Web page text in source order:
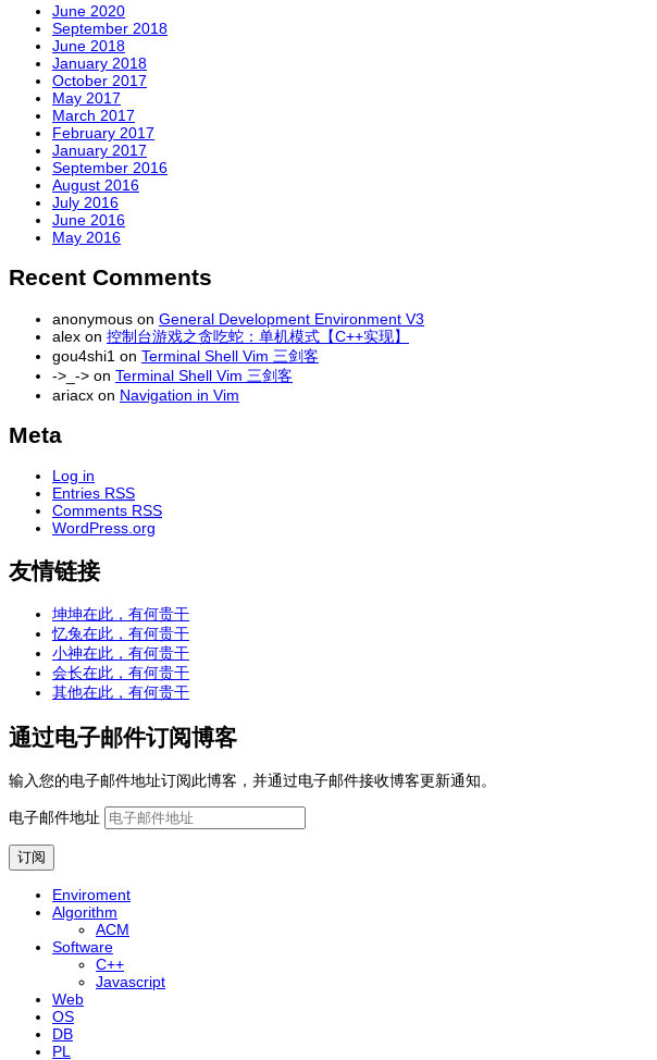
June 2020
September 2018
June 2018
January 2018
October 2017
May 2017
March 2017
February 2017
January 2017
September 2016
August 2016
July 2016
June 2016
May 2016
Recent Comments
anonymous on General Development Environment V3
alex on 控制台游戏之贪吃蛇：单机模式【C++实现】
gou4shi1 on Terminal Shell Vim 三剑客
->_-> on Terminal Shell Vim 三剑客
ariacx on Navigation in Vim
Meta
Log in
Entries RSS
Comments RSS
WordPress.org
友情链接
坤坤在此，有何贵干
忆兔在此，有何贵干
小神在此，有何贵干
会长在此，有何贵干
其他在此，有何贵干
通过电子邮件订阅博客
输入您的电子邮件地址订阅此博客，并通过电子邮件接收博客更新通知。
电子邮件地址
订阅
Enviroment
Algorithm
ACM
Software
C++
Javascript
Web
OS
DB
PL